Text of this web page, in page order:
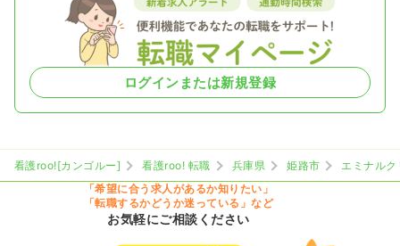
ログインまたは新規登録
看護roo![カンゴルー] 看護roo! 転職 兵庫県 姫路市
エミナル
「希望に合う求人があるか知りたい」
「転職するかどうか迷っている」など
お気軽にご相談ください